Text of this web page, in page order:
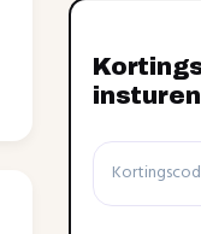
insturen